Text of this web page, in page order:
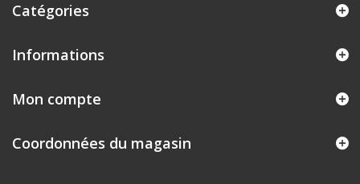
Catégories
Informations
Mon compte
Coordonnées du magasin